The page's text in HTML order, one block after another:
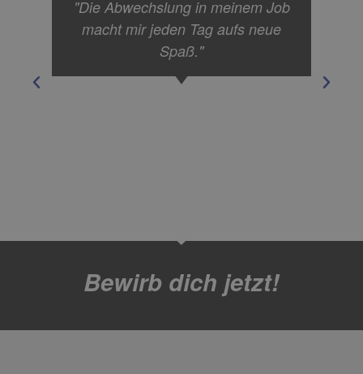
"Die Abwechslung in meinem Job
macht mir jeden Tag aufs neue
Spaß."
Bewirb dich jetzt!